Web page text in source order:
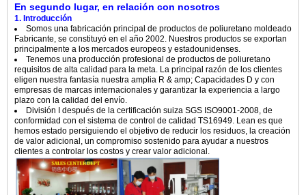
En segundo lugar, en relación con nosotros
1. Introducción
Somos una fabricación principal de productos de poliuretano moldeado
Fabricante, se constituyó en el año 2002. Nuestros productos se exportan
principalmente a los mercados europeos y estadounidenses.
Tenemos una producción profesional de productos de poliuretano
requisitos de alta calidad para la meta. La principal razón de los clientes
eligen nuestra fantasía nuestra amplia R & amp; Capacidades D y con
empresas de marcas internacionales y garantizar la experiencia a largo
plazo con la calidad del envío.
División I después de la certificación suiza SGS ISO9001-2008, de
conformidad con el sistema de control de calidad TS16949. Lean es que
hemos estado persiguiendo el objetivo de reducir los residuos, la creación
de valor adicional, un compromiso sostenido para ayudar a nuestros
clientes a controlar los costos y crear valor adicional.